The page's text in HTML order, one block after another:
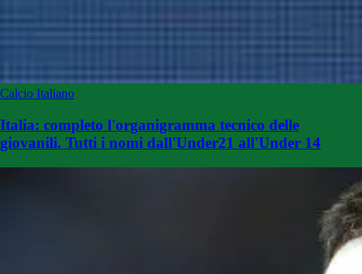
Calcio Italiano
Italia: completo l'organigramma tecnico delle
giovanili. Tutti i nomi dall'Under21 all'Under 14